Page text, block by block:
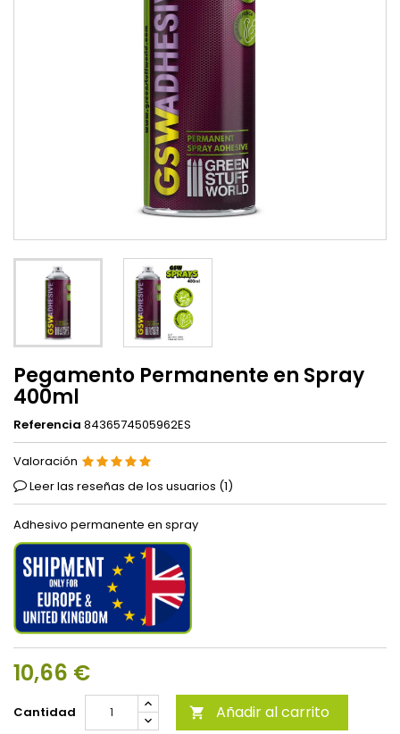
Pegamento Permanente en Spray
400ml
Referencia 8436574505962ES
Valoración
Leer las reseñas de los usuarios (1)
Adhesivo permanente en spray
10,66 €
Cantidad  Añadir al carrito